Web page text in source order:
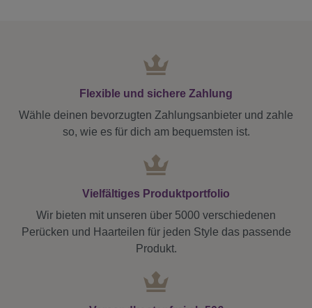
Flexible und sichere Zahlung
Wähle deinen bevorzugten Zahlungsanbieter und zahle
so, wie es für dich am bequemsten ist.
Vielfältiges Produktportfolio
Wir bieten mit unseren über 5000 verschiedenen
Perücken und Haarteilen für jeden Style das passende
Produkt.